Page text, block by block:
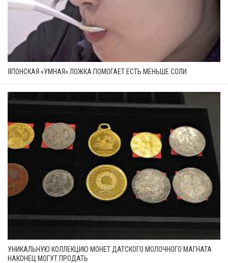
ЯПОНСКАЯ «УМНАЯ» ЛОЖКА ПОМОГАЕТ ЕСТЬ МЕНЬШЕ СОЛИ
УНИКАЛЬНУЮ КОЛЛЕКЦИЮ МОНЕТ ДАТСКОГО МОЛОЧНОГО МАГНАТА
НАКОНЕЦ МОГУТ ПРОДАТЬ